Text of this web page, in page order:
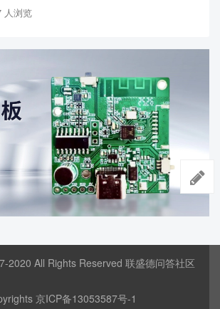
人浏览
2020 All Rights Reserved 联盛德问答社区
京ICP备13053587号-1